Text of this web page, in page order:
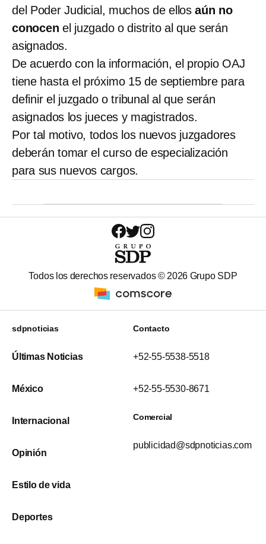
del Poder Judicial, muchos de ellosaún no
conocenel juzgado o distrito al que serán
asignados.
De acuerdo con la información, el propio OAJ
tiene hasta el próximo 15 de septiembre para
definir el juzgado o tribunal al que serán
asignados los jueces y magistrados.
Por tal motivo, todos los nuevos juzgadores
deberán tomar el curso de especialización
para sus nuevos cargos.
Todos los derechos reservados © 2026 Grupo SDP
sdpnoticias
Últimas Noticias
México
Internacional
Opinión
Estilo de vida
Deportes
Contacto
+52-55-5538-5518
+52-55-5530-8671
Comercial
publicidad@sdpnoticias.com